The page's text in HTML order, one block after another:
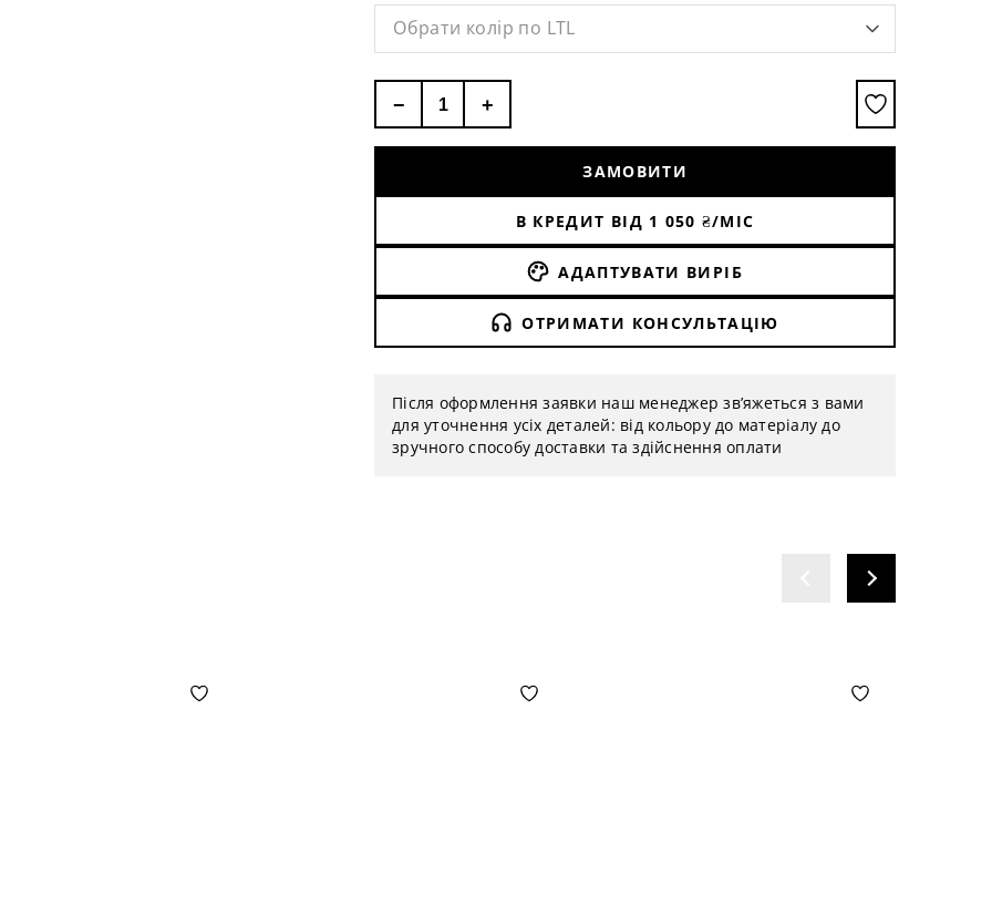
Обрати колір по LTL
− +
ЗАМОВИТИ
В КРЕДИТ ВІД 1 050 ₴/МІС
АДАПТУВАТИ ВИРІБ
ОТРИМАТИ КОНСУЛЬТАЦІЮ
Після оформлення заявки наш менеджер зв’яжеться з вами
для уточнення усіх деталей: від кольору до матеріалу до
зручного способу доставки та здійснення оплати